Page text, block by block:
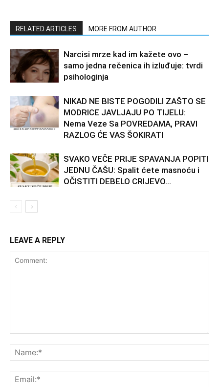
RELATED ARTICLES MORE FROM AUTHOR
Narcisi mrze kad im kažete ovo –
samo jedna rečenica ih izluđuje: tvrdi
psihologinja
NIKAD NE BISTE POGODILI ZAŠTO SE
MODRICE JAVLJAJU PO TIJELU:
Nema Veze Sa POVREDAMA, PRAVI
RAZLOG ĆE VAS ŠOKIRATI
SVAKO VEČE PRIJE SPAVANJA POPITI
JEDNU ČAŠU: Spalit ćete masnoću i
OČISTITI DEBELO CRIJEVO…
LEAVE A REPLY